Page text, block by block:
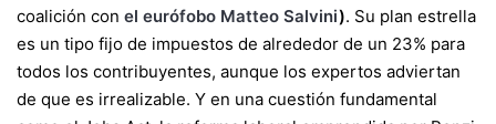
coalición con el eurófobo Matteo Salvini). Su plan estrella
es un tipo fijo de impuestos de alrededor de un 23% para
todos los contribuyentes, aunque los expertos adviertan
de que es irrealizable. Y en una cuestión fundamental